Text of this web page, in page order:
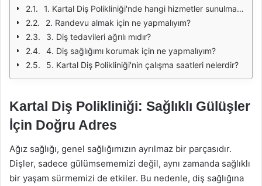
1. Kartal Diş Polikliniği'nde hangi hizmetler sunulmaktadır?
2. Randevu almak için ne yapmalıyım?
3. Diş tedavileri ağrılı mıdır?
4. Diş sağlığımı korumak için ne yapmalıyım?
5. Kartal Diş Polikliniği'nin çalışma saatleri nelerdir?
Kartal Diş Polikliniği: Sağlıklı Gülüşler
İçin Doğru Adres
Ağız sağlığı, genel sağlığımızın ayrılmaz bir parçasıdır.
Dişler, sadece gülümsememizi değil, aynı zamanda sağlıklı
bir yaşam sürmemizi de etkiler. Bu nedenle, diş sağlığına